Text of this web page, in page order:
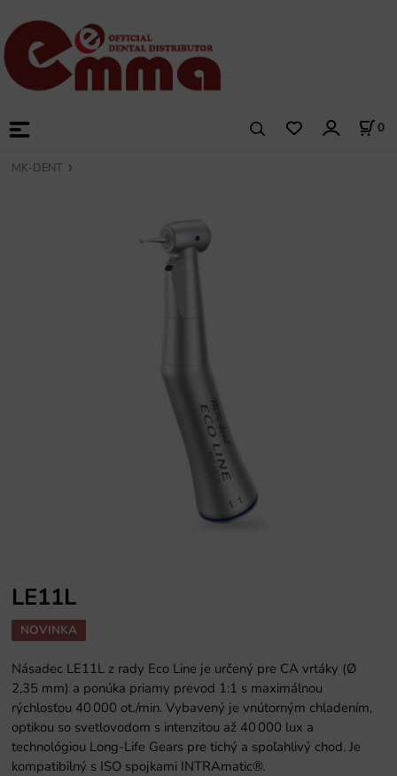
0
MK-DENT
LE11L
NOVINKA
Násadec LE11L z rady Eco Line je určený pre CA vrtáky (Ø
2,35 mm) a ponúka priamy prevod 1:1 s maximálnou
rýchlosťou 40 000 ot./min. Vybavený je vnútorným chladením,
optikou so svetlovodom s intenzitou až 40 000 lux a
technológiou Long-Life Gears pre tichý a spoľahlivý chod. Je
kompatibilný s ISO spojkami INTRAmatic®.